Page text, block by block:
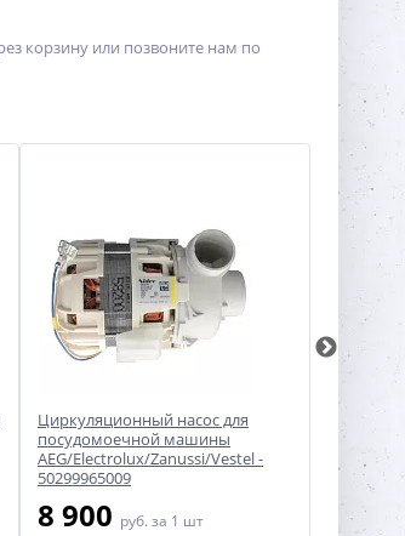
корзину или позвоните нам по
Циркуляционный насос для
посудомоечной машины
AEG/Electrolux/Zanussi/Vestel -
50299965009
8 900 руб. за 1 шт 4